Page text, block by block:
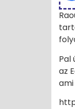
Pal
az